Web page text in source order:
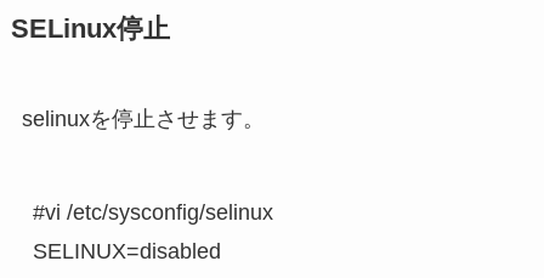
SELinux停止
selinuxを停止させます。
#vi /etc/sysconfig/selinux
SELINUX=disabled